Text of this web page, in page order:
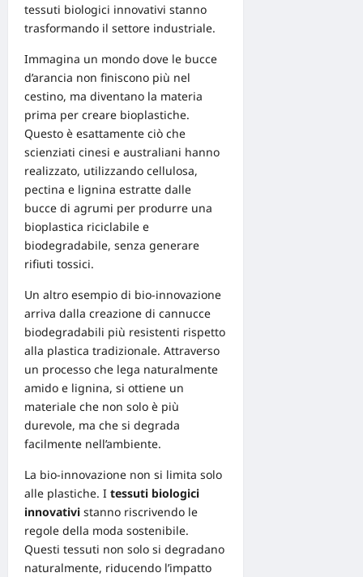
tessuti biologici innovativi stanno
trasformando il settore industriale.
Immagina un mondo dove le bucce
d’arancia non finiscono più nel
cestino, ma diventano la materia
prima per creare bioplastiche.
Questo è esattamente ciò che
scienziati cinesi e australiani hanno
realizzato, utilizzando cellulosa,
pectina e lignina estratte dalle
bucce di agrumi per produrre una
bioplastica riciclabile e
biodegradabile, senza generare
rifiuti tossici.
Un altro esempio di bio-innovazione
arriva dalla creazione di cannucce
biodegradabili più resistenti rispetto
alla plastica tradizionale. Attraverso
un processo che lega naturalmente
amido e lignina, si ottiene un
materiale che non solo è più
durevole, ma che si degrada
facilmente nell’ambiente.
La bio-innovazione non si limita solo
alle plastiche. I tessuti biologici
innovativi stanno riscrivendo le
regole della moda sostenibile.
Questi tessuti non solo si degradano
naturalmente, riducendo l’impatto